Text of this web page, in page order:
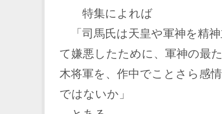
特集によれば
「司馬氏は天皇や軍神を精
て嫌悪したために、軍神の最
木将軍を、作中でことさら感
ではないか」